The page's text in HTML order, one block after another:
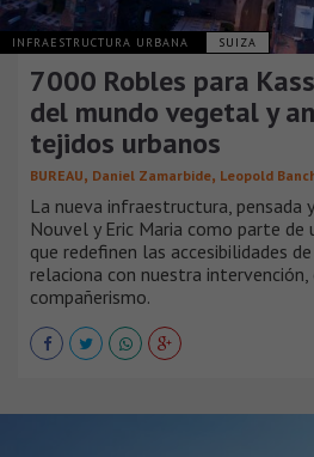
INFRAESTRUCTURA URBANA SUIZA
7000 Robles para
del mundo vegetal y
tejidos urbanos
BUREAU, Daniel Zamarbide, Leopold
La nueva infraestructura, pensada
Nouvel y Eric Maria como parte de
que redefinen las accesibilidades
relaciona con nuestra intervención,
compañerismo.